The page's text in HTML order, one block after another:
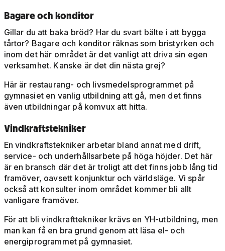
Bagare och konditor
Gillar du att baka bröd? Har du svart bälte i att bygga
tårtor? Bagare och konditor räknas som bristyrken och
inom det här området är det vanligt att driva sin egen
verksamhet. Kanske är det din nästa grej?
Här är restaurang- och livsmedelsprogrammet på
gymnasiet en vanlig utbildning att gå, men det finns
även utbildningar på komvux att hitta.
Vindkraftstekniker
En vindkraftstekniker arbetar bland annat med drift,
service- och underhållsarbete på höga höjder. Det här
är en bransch där det är troligt att det finns jobb lång tid
framöver, oavsett konjunktur och världsläge. Vi spår
också att konsulter inom området kommer bli allt
vanligare framöver.
För att bli vindkrafttekniker krävs en YH-utbildning, men
man kan få en bra grund genom att läsa el- och
energiprogrammet på gymnasiet.